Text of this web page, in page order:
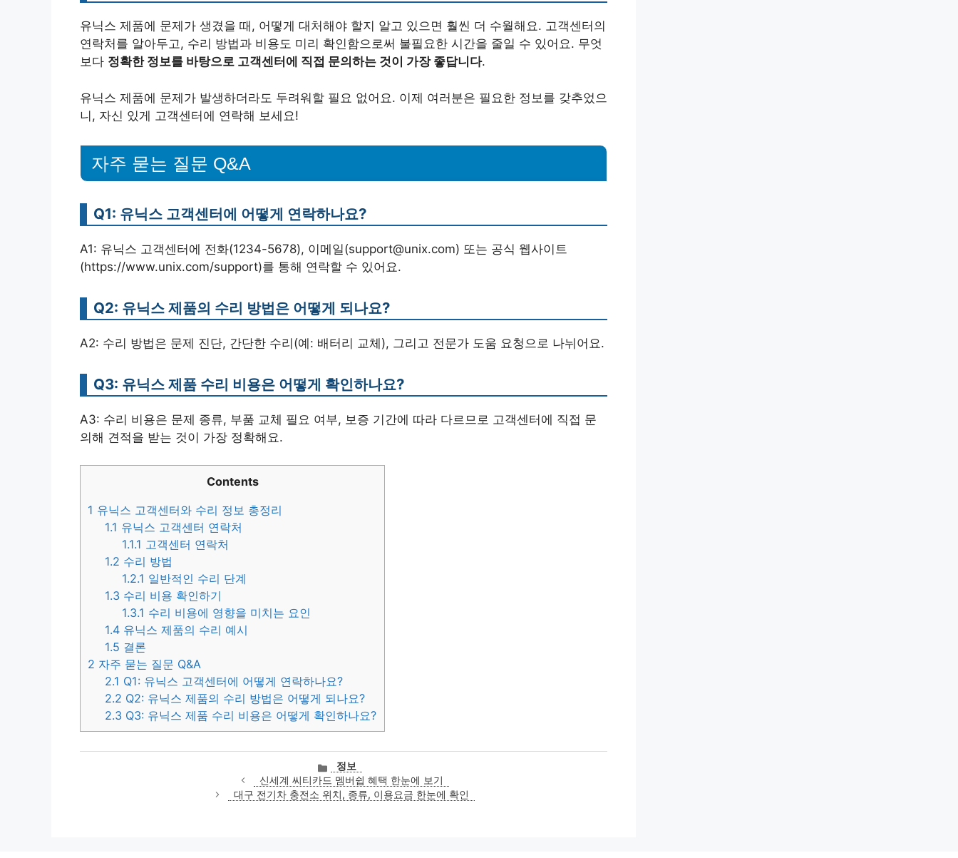
유닉스 제품에 문제가 생겼을 때, 어떻게 대처해야 할지 알고 있으면 훨씬 더 수월해요. 고객센터의
연락처를 알아두고, 수리 방법과 비용도 미리 확인함으로써 불필요한 시간을 줄일 수 있어요. 무엇
보다 정확한 정보를 바탕으로 고객센터에 직접 문의하는 것이 가장 좋답니다.
유닉스 제품에 문제가 발생하더라도 두려워할 필요 없어요. 이제 여러분은 필요한 정보를 갖추었으
니, 자신 있게 고객센터에 연락해 보세요!
자주 묻는 질문 Q&A
Q1: 유닉스 고객센터에 어떻게 연락하나요?
A1: 유닉스 고객센터에 전화(1234-5678), 이메일(support@unix.com) 또는 공식 웹사이트
(https://www.unix.com/support)를 통해 연락할 수 있어요.
Q2: 유닉스 제품의 수리 방법은 어떻게 되나요?
A2: 수리 방법은 문제 진단, 간단한 수리(예: 배터리 교체), 그리고 전문가 도움 요청으로 나뉘어요.
Q3: 유닉스 제품 수리 비용은 어떻게 확인하나요?
A3: 수리 비용은 문제 종류, 부품 교체 필요 여부, 보증 기간에 따라 다르므로 고객센터에 직접 문
의해 견적을 받는 것이 가장 정확해요.
Contents
1 유닉스 고객센터와 수리 정보 총정리
1.1 유닉스 고객센터 연락처
1.1.1 고객센터 연락처
1.2 수리 방법
1.2.1 일반적인 수리 단계
1.3 수리 비용 확인하기
1.3.1 수리 비용에 영향을 미치는 요인
1.4 유닉스 제품의 수리 예시
1.5 결론
2 자주 묻는 질문 Q&A
2.1 Q1: 유닉스 고객센터에 어떻게 연락하나요?
2.2 Q2: 유닉스 제품의 수리 방법은 어떻게 되나요?
2.3 Q3: 유닉스 제품 수리 비용은 어떻게 확인하나요?
카
테
고
정보
신세계 씨티카드 멤버쉽 혜택 한눈에 보기
대구 전기차 충전소 위치, 종류, 이용요금 한눈에 확인